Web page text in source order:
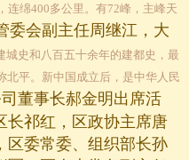
连绵400多公里。有72峰，主峰天
委会副主任周继江，大
城史和八百五十余年的建都史，最
北平。新中国成立后，是中华人民
董事长郝金明出席活
长祁红，区政协主席唐
区委常委、组织部长孙